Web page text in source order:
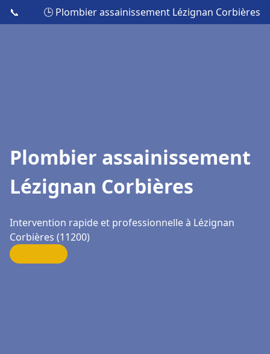
📞 🕒 Plombier assainissement Lézignan Corbières
Plombier assainissement
Lézignan Corbières
Intervention rapide et professionnelle à Lézignan
Corbières (11200)